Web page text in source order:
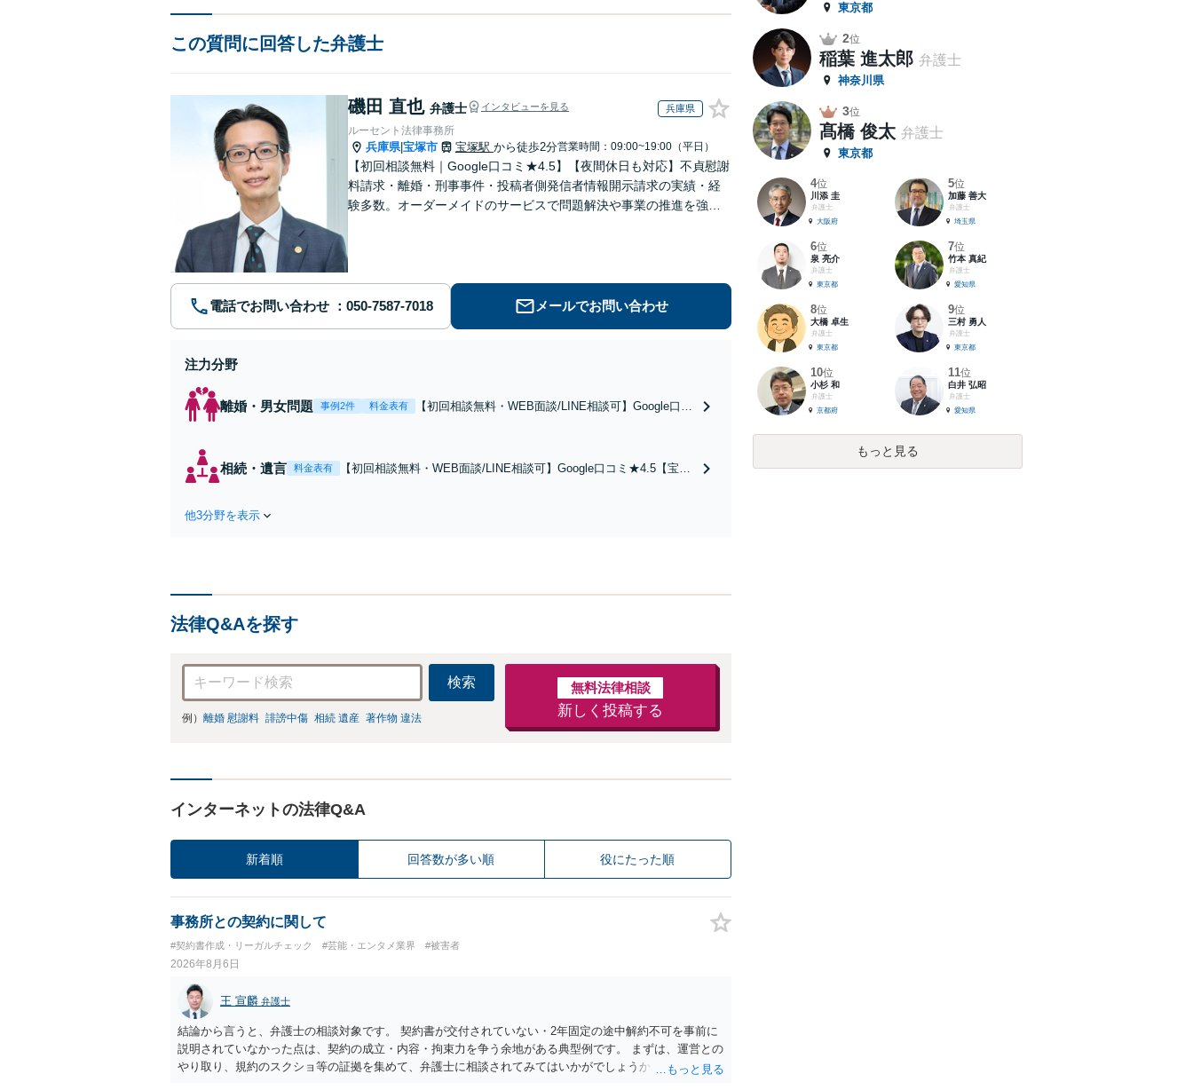
この質問に回答した弁護士
磯田 直也 弁護士 インタビューを見る 兵庫県
ルーセント法律事務所
兵庫県|宝塚市 宝塚駅 から徒歩2分営業時間：09:00~19:00（平日）
【初回相談無料｜Google口コミ★4.5】【夜間休日も対応】不貞慰謝
料請求・離婚・刑事事件・投稿者側発信者情報開示請求の実績・経
験多数。オーダーメイドのサービスで問題解決や事業の推進を強力
電話でお問い合わせ メールでお問い合わせ
注力分野
離婚・男女問題 事例2件 料金表有
【初回相談無料・WEB面談/LINE相談可】Google口コ
ない」解決を【夜間休日対応】
相続・遺言 料金表有
【初回相談無料・WEB面談/LINE相談可】Google口コミ★4.5【宝塚
他3分野を表示
法律Q&Aを探す
検索
例） 離婚 慰謝料 誹謗中傷 相続 遺産 著作物 違法
無料法律相談
新しく投稿する
インターネットの法律Q&A
新着順 回答数が多い順 役にたった順
事務所との契約に関して
#契約書作成・リーガルチェック #芸能・エンタメ業界 #被害者
2026年8月6日
王 宣麟 弁護士
結論から言うと、弁護士の相談対象です。 契約書が交付されていない・2年固定の途中解約不可を事前に
説明されていなかった点は、契約の成立・内容・拘束力を争う余地がある典型例です。 まずは、運営との
やり取り、規約のスクショ等の証拠を集めて、弁護士に相談されてみてはいかがでしょうか。 また同時並
東京都
2位
稲葉 進太郎 弁護士
神奈川県
3位
髙橋 俊太 弁護士
東京都
4位
川添 圭
弁護士
大阪府
5位
加藤 善大
弁護士
埼玉県
6位
泉 亮介
弁護士
東京都
7位
竹本 真紀
弁護士
愛知県
8位
大橋 卓生
弁護士
東京都
9位
三村 勇人
弁護士
東京都
10位
小杉 和
弁護士
京都府
11位
白井 弘昭
弁護士
愛知県
もっと見る